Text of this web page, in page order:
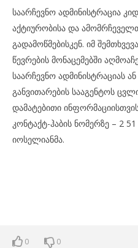
საარჩევნო ადმინისტრაცია
აქტიურობისა და
გადამოწმებისკენ. იმ
წევრების მონაცემებში
საარჩევნო ადმინისტრაციას
განვითარების სააგენტოს
დამატებითი
კონტაქტ-ჰაბის ნომერზე – 2
იოსელიანმა.
0 0